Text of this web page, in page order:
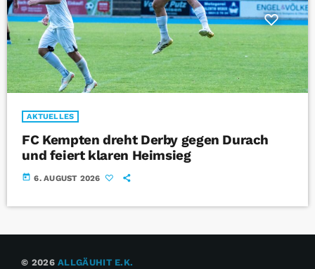
AKTUELLES
FC Kempten dreht Derby gegen Durach
und feiert klaren Heimsieg
today 6. AUGUST 2026
© 2026ALLGÄUHIT E.K.